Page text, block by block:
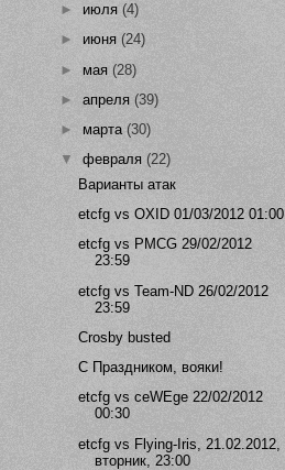
► июля(4)
► июня(24)
►мая(28)
►апреля(39)
►марта(30)
▼февраля (22)
Варианты атак
etcfg vs OXID 01/03/2012 01:00
etcfg vs PMCG 29/02/2012
23:59
etcfg vs Team-ND 26/02/2012
23:59
Crosby busted
С Праздником, вояки!
etcfg vs ceWEge 22/02/2012
00:30
etcfg vs Flying-Iris, 21.02.2012,
вторник, 23:00